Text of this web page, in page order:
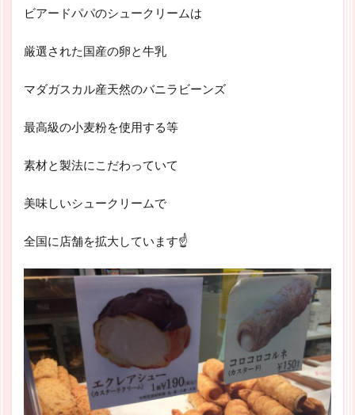
ビアードパパのシュークリームは
厳選された国産の卵と牛乳
マダガスカル産天然のバニラビーンズ
最高級の小麦粉を使用する等
素材と製法にこだわっていて
美味しいシュークリームで
全国に店舗を拡大しています☝